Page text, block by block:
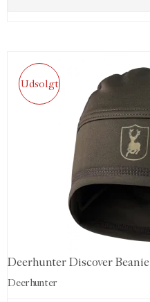
Udsolgt
Deerhunter Discover Beanie
Deerhunter